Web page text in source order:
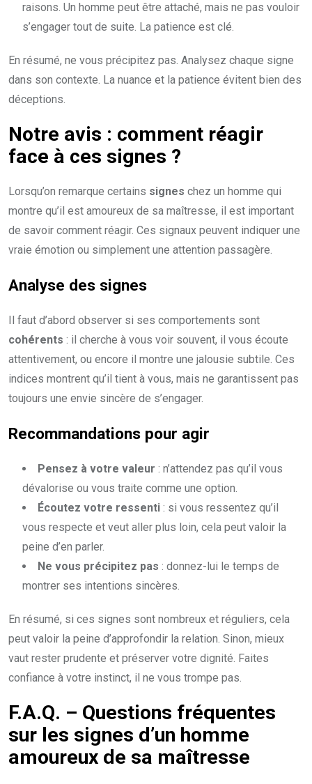
raisons. Un homme peut être attaché, mais ne pas vouloir
s’engager tout de suite. La patience est clé.
En résumé, ne vous précipitez pas. Analysez chaque signe
dans son contexte. La nuance et la patience évitent bien des
déceptions.
Notre avis : comment réagir
face à ces signes ?
Lorsqu’on remarque certains signes chez un homme qui
montre qu’il est amoureux de sa maîtresse, il est important
de savoir comment réagir. Ces signaux peuvent indiquer une
vraie émotion ou simplement une attention passagère.
Analyse des signes
Il faut d’abord observer si ses comportements sont
cohérents : il cherche à vous voir souvent, il vous écoute
attentivement, ou encore il montre une jalousie subtile. Ces
indices montrent qu’il tient à vous, mais ne garantissent pas
toujours une envie sincère de s’engager.
Recommandations pour agir
Pensez à votre valeur : n’attendez pas qu’il vous
dévalorise ou vous traite comme une option.
Écoutez votre ressenti : si vous ressentez qu’il
vous respecte et veut aller plus loin, cela peut valoir la
peine d’en parler.
Ne vous précipitez pas : donnez-lui le temps de
montrer ses intentions sincères.
En résumé, si ces signes sont nombreux et réguliers, cela
peut valoir la peine d’approfondir la relation. Sinon, mieux
vaut rester prudente et préserver votre dignité. Faites
confiance à votre instinct, il ne vous trompe pas.
F.A.Q. – Questions fréquentes
sur les signes d’un homme
amoureux de sa maîtresse